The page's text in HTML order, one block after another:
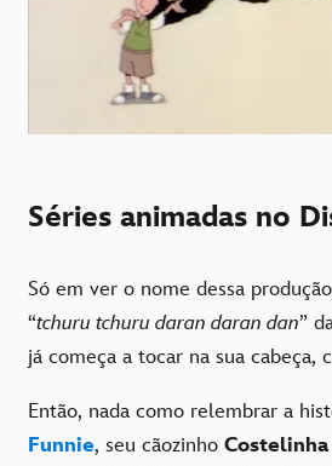
Séries animadas no
Só em ver o nome dessa
“tchuru tchuru daran daran dan”
já começa a tocar na sua cabeça,
Então, nada como relembrar a
Funnie, seu cãozinho Costelinha